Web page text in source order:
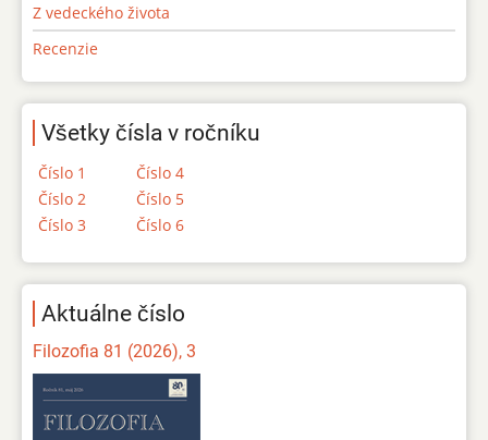
Z vedeckého života
Recenzie
Všetky čísla v ročníku
Číslo 1
Číslo 2
Číslo 3
Číslo 4
Číslo 5
Číslo 6
Aktuálne číslo
Filozofia 81 (2026), 3